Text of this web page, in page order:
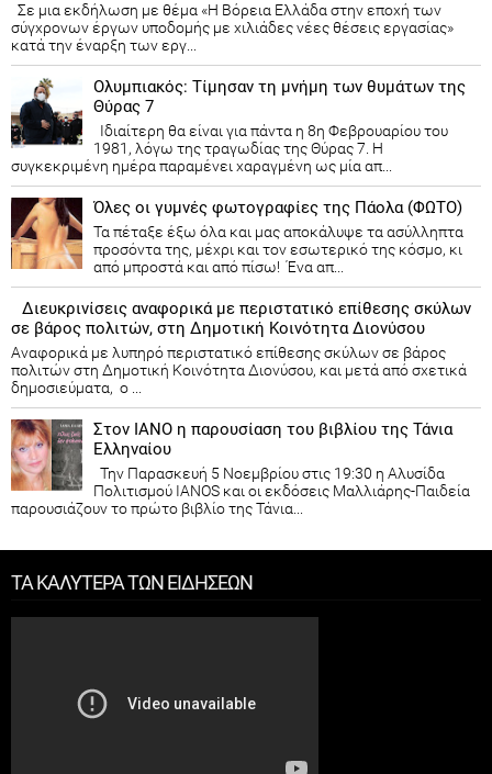
Σε μια εκδήλωση με θέμα «Η Βόρεια Ελλάδα στην εποχή των
σύγχρονων έργων υποδομής με χιλιάδες νέες θέσεις εργασίας»
κατά την έναρξη των εργ...
Ολυμπιακός: Τίμησαν τη μνήμη των θυμάτων της
Θύρας 7
Ιδιαίτερη θα είναι για πάντα η 8η Φεβρουαρίου του
1981, λόγω της τραγωδίας της Θύρας 7. Η
συγκεκριμένη ημέρα παραμένει χαραγμένη ως μία απ...
Όλες οι γυμνές φωτογραφίες της Πάολα (ΦΩΤΟ)
Τα πέταξε έξω όλα και μας αποκάλυψε τα ασύλληπτα
προσόντα της, μέχρι και τον εσωτερικό της κόσμο, κι
από μπροστά και από πίσω! Ένα απ...
Διευκρινίσεις αναφορικά με περιστατικό επίθεσης σκύλων
σε βάρος πολιτών, στη Δημοτική Κοινότητα Διονύσου
Αναφορικά με λυπηρό περιστατικό επίθεσης σκύλων σε βάρος
πολιτών στη Δημοτική Κοινότητα Διονύσου, και μετά από σχετικά
δημοσιεύματα, ο ...
Στον ΙΑΝΟ η παρουσίαση του βιβλίου της Τάνια
Ελληναίου
Την Παρασκευή 5 Νοεμβρίου στις 19:30 η Αλυσίδα
Πολιτισμού IANOS και οι εκδόσεις Μαλλιάρης-Παιδεία
παρουσιάζουν το πρώτο βιβλίο της Τάνια...
ΤΑ ΚΑΛΥΤΕΡΑ ΤΩΝ ΕΙΔΗΣΕΩΝ